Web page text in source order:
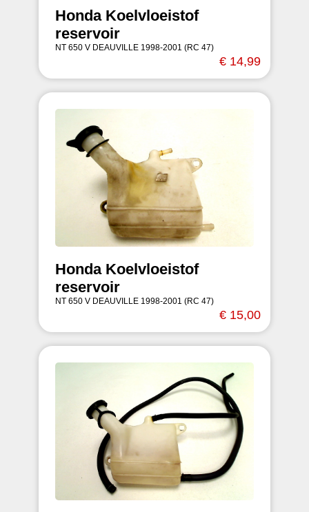
Honda Koelvloeistof
reservoir
NT 650 V DEAUVILLE 1998-2001 (RC 47)
€ 14,99
Honda Koelvloeistof
reservoir
NT 650 V DEAUVILLE 1998-2001 (RC 47)
€ 15,00